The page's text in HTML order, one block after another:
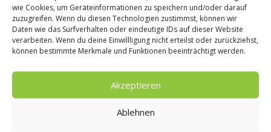
wie Cookies, um Geräteinformationen zu speichern und/oder darauf
zuzugreifen. Wenn du diesen Technologien zustimmst, können wir
Daten wie das Surfverhalten oder eindeutige IDs auf dieser Website
verarbeiten. Wenn du deine Einwillligung nicht erteilst oder zurückziehst,
können bestimmte Merkmale und Funktionen beeinträchtigt werden.
Akzeptieren
Ablehnen
von
Rezept:
Whiskey
24. Februar